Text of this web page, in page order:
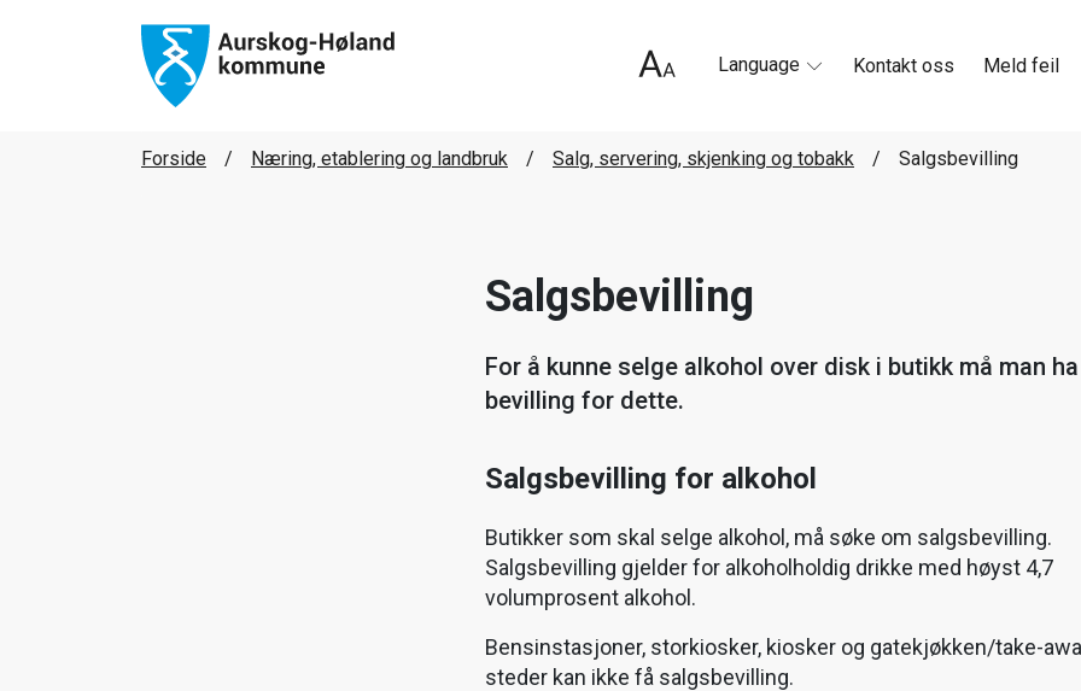
Language Kontakt oss Meld feil
Forside Næring, etablering og landbruk Salg, servering, skjenking og tobakk Salgsbevilling
Salgsbevilling
For å kunne selge alkohol over disk i butikk må man ha
bevilling for dette.
Salgsbevilling for alkohol
Butikker som skal selge alkohol, må søke om salgsbevilling.
Salgsbevilling gjelder for alkoholholdig drikke med høyst 4,7
volumprosent alkohol.
Bensinstasjoner, storkiosker, kiosker og gatekjøkken/take-
steder kan ikke få salgsbevilling.